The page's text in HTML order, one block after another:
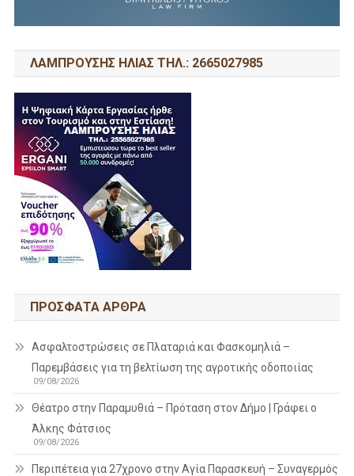
ΛΑΜΠΡΟΥΣΗΣ ΗΛΙΑΣ ΤΗΛ.: 2665027985
ΠΡΌΣΦΑΤΑ ΆΡΘΡΑ
Ασφαλτοστρώσεις σε Πλαταριά και Φασκομηλιά –
Παρεμβάσεις για τη βελτίωση της αγροτικής οδοποιίας
09/08/2026
Θέατρο στην Παραμυθιά – Πρόταση στον Δήμο | Γράφει ο
Άλκης Φάτσιος
09/08/2026
Περιπέτεια για 27χρονο στην Αγία Παρασκευή – Συναγερμός